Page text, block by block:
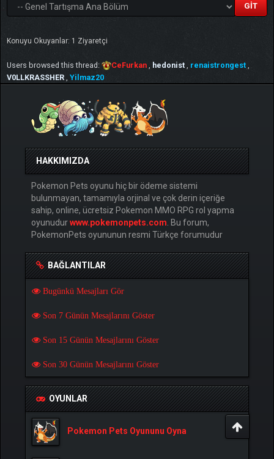
Konuyu Okuyanlar: 1 Ziyaretçi
Users browsed this thread: CeFurkan hedonist renaistrongest
V0LLKRASSHER Yilmaz20
HAKKIMIZDA
Pokemon Pets oyunu hiç bir ödeme sistemi
bulunmayan, tamamıyla orjinal ve çok derin içeriğe
sahip, online, ücretsiz Pokemon MMO RPG rol yapma
oyunudurwww.pokemonpets.com . Bu forum,
PokemonPets oyununun resmi Türkçe forumudur
BAĞLANTILAR
Bugünkü Mesajları Gör
Son 7 Günün Mesajlarını Göster
Son 15 Günün Mesajlarını Göster
Son 30 Günün Mesajlarını Göster
OYUNLAR
Pokemon Pets Oyununu Oyna